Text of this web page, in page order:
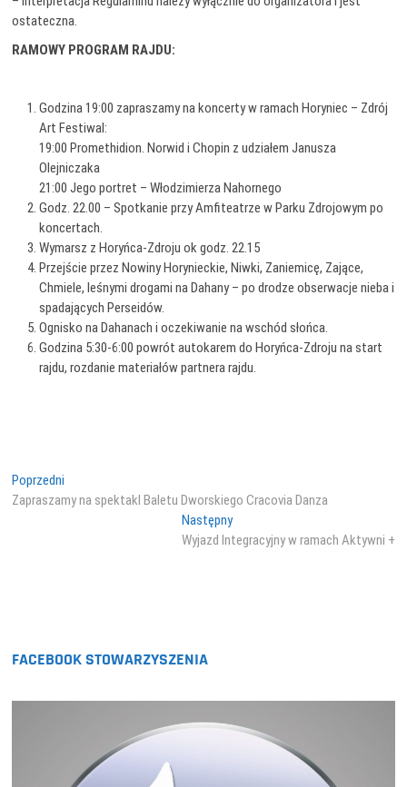
ostateczna.
RAMOWY PROGRAM RAJDU:
Godzina 19:00 zapraszamy na koncerty w ramach Horyniec – Zdrój
Art Festiwal:
19:00 Promethidion. Norwid i Chopin z udziałem Janusza
Olejniczaka
21:00 Jego portret – Włodzimierza Nahornego
Godz. 22.00 – Spotkanie przy Amfiteatrze w Parku Zdrojowym po
koncertach.
Wymarsz z Horyńca-Zdroju ok godz. 22.15
Przejście przez Nowiny Horynieckie, Niwki, Zaniemicę, Zające,
Chmiele, leśnymi drogami na Dahany – po drodze obserwacje nieba i
spadających Perseidów.
Ognisko na Dahanach i oczekiwanie na wschód słońca.
Godzina 5:30-6:00 powrót autokarem do Horyńca-Zdroju na start
rajdu, rozdanie materiałów partnera rajdu.
Nawigacja
wpisu
Poprzedni
wpis:
Zapraszamy na spektakl Baletu Dworskiego Cracovia Danza
NastępnyNastępny
wpis:
Wyjazd Integracyjny w ramach Aktywni +
FACEBOOK STOWARZYSZENIA